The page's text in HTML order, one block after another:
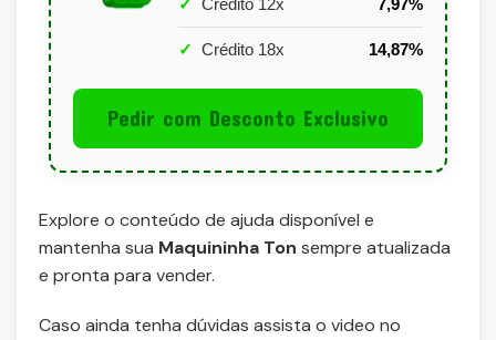
✓ Crédito 12x 7,97%
✓ Crédito 18x 14,87%
Pedir com Desconto Exclusivo
Explore o conteúdo de ajuda disponível e
mantenha sua Maquininha Ton sempre atualizada
e pronta para vender.
Caso ainda tenha dúvidas assista o video no